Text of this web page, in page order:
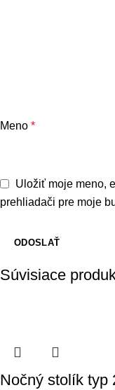
Meno *
Uložiť moje meno,
prehliadači pre moje
Súvisiace
Nočný stolík typ